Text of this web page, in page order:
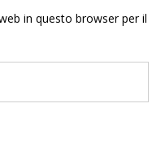
in questo browser per il